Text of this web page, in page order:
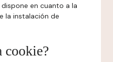
en cuanto a la
la instalación de
cookie?